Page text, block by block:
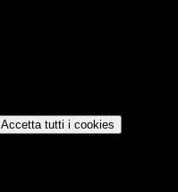
Accetta tutti i cookies